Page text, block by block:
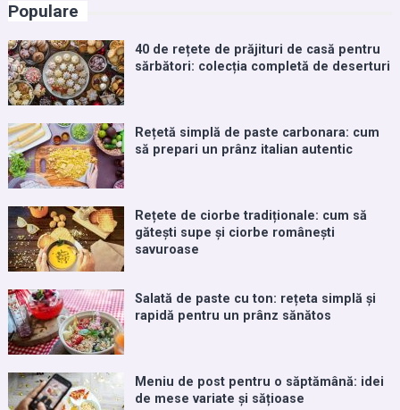
Populare
40 de rețete de prăjituri de casă pentru
sărbători: colecția completă de deserturi
Rețetă simplă de paste carbonara: cum
să prepari un prânz italian autentic
Rețete de ciorbe tradiționale: cum să
gătești supe și ciorbe românești
savuroase
Salată de paste cu ton: rețeta simplă și
rapidă pentru un prânz sănătos
Meniu de post pentru o săptămână: idei
de mese variate și sățioase